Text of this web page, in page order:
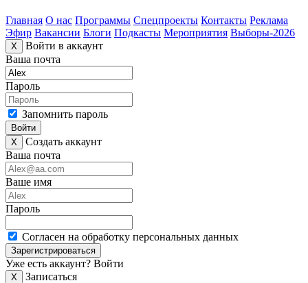
Главная О нас Программы Спецпроекты Контакты Реклама
Эфир Вакансии Блоги Подкасты Мероприятия Выборы-2026
X
Войти в аккаунт
Ваша почта
Пароль
Запомнить пароль
Войти
X
Создать аккаунт
Ваша почта
Ваше имя
Пароль
Согласен на обработку персональных данных
Зарегистрироваться
Уже есть аккаунт? Войти
X
Записаться